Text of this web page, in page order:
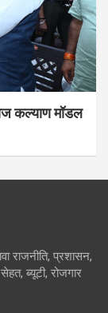
कल्याण मॉडल
राजनीति, प्रशासन,
ब्यूटी, रोजगार